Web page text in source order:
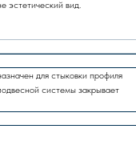
эстетический вид.
для стыковки профиля
системы закрывает